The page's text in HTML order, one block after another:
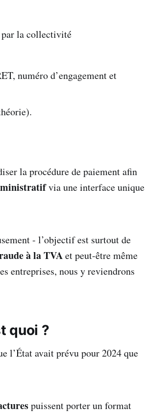
la collectivité
numéro d’engagement et
la procédure de paiement afin
via une interface unique
- l’objectif est surtout de
à la TVAet peut-être même
entreprises, nous y reviendrons
quoi ?
l’État avait prévu pour 2024 que
puissent porter un format